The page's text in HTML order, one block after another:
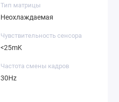
Тип матрицы
Неохлаждаемая
Чувствительность сенсора
<25mK
Частота смены кадров
30Hz